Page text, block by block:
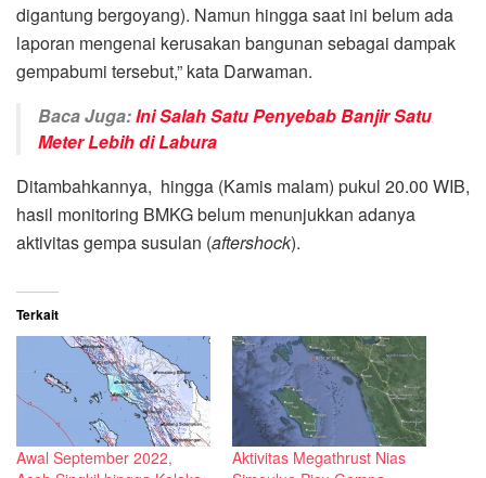
digantung bergoyang). Namun hingga saat ini belum ada
laporan mengenai kerusakan bangunan sebagai dampak
gempabumi tersebut,” kata Darwaman.
Baca Juga:Ini Salah Satu Penyebab Banjir Satu
Meter Lebih di Labura
Ditambahkannya, hingga (Kamis malam) pukul 20.00 WIB,
hasil monitoring BMKG belum menunjukkan adanya
aktivitas gempa susulan (aftershock).
Terkait
Awal September 2022,
Aktivitas Megathrust Nias